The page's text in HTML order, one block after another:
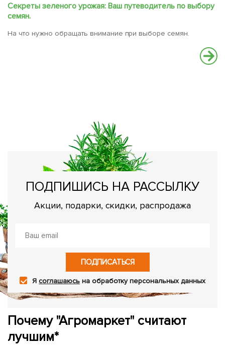
Секреты зеленого урожая: Ваш путеводитель по выбору
семян.
На что нужно обращать внимание при выборе семян.
ПОДПИШИСЬ НА РАССЫЛКУ
Акции, подарки, скидки, распродажа
ПОДПИСАТЬСЯ
Ясоглашаюсь на обработку персональных данных
Почему "Агромаркет" считают
лучшим*